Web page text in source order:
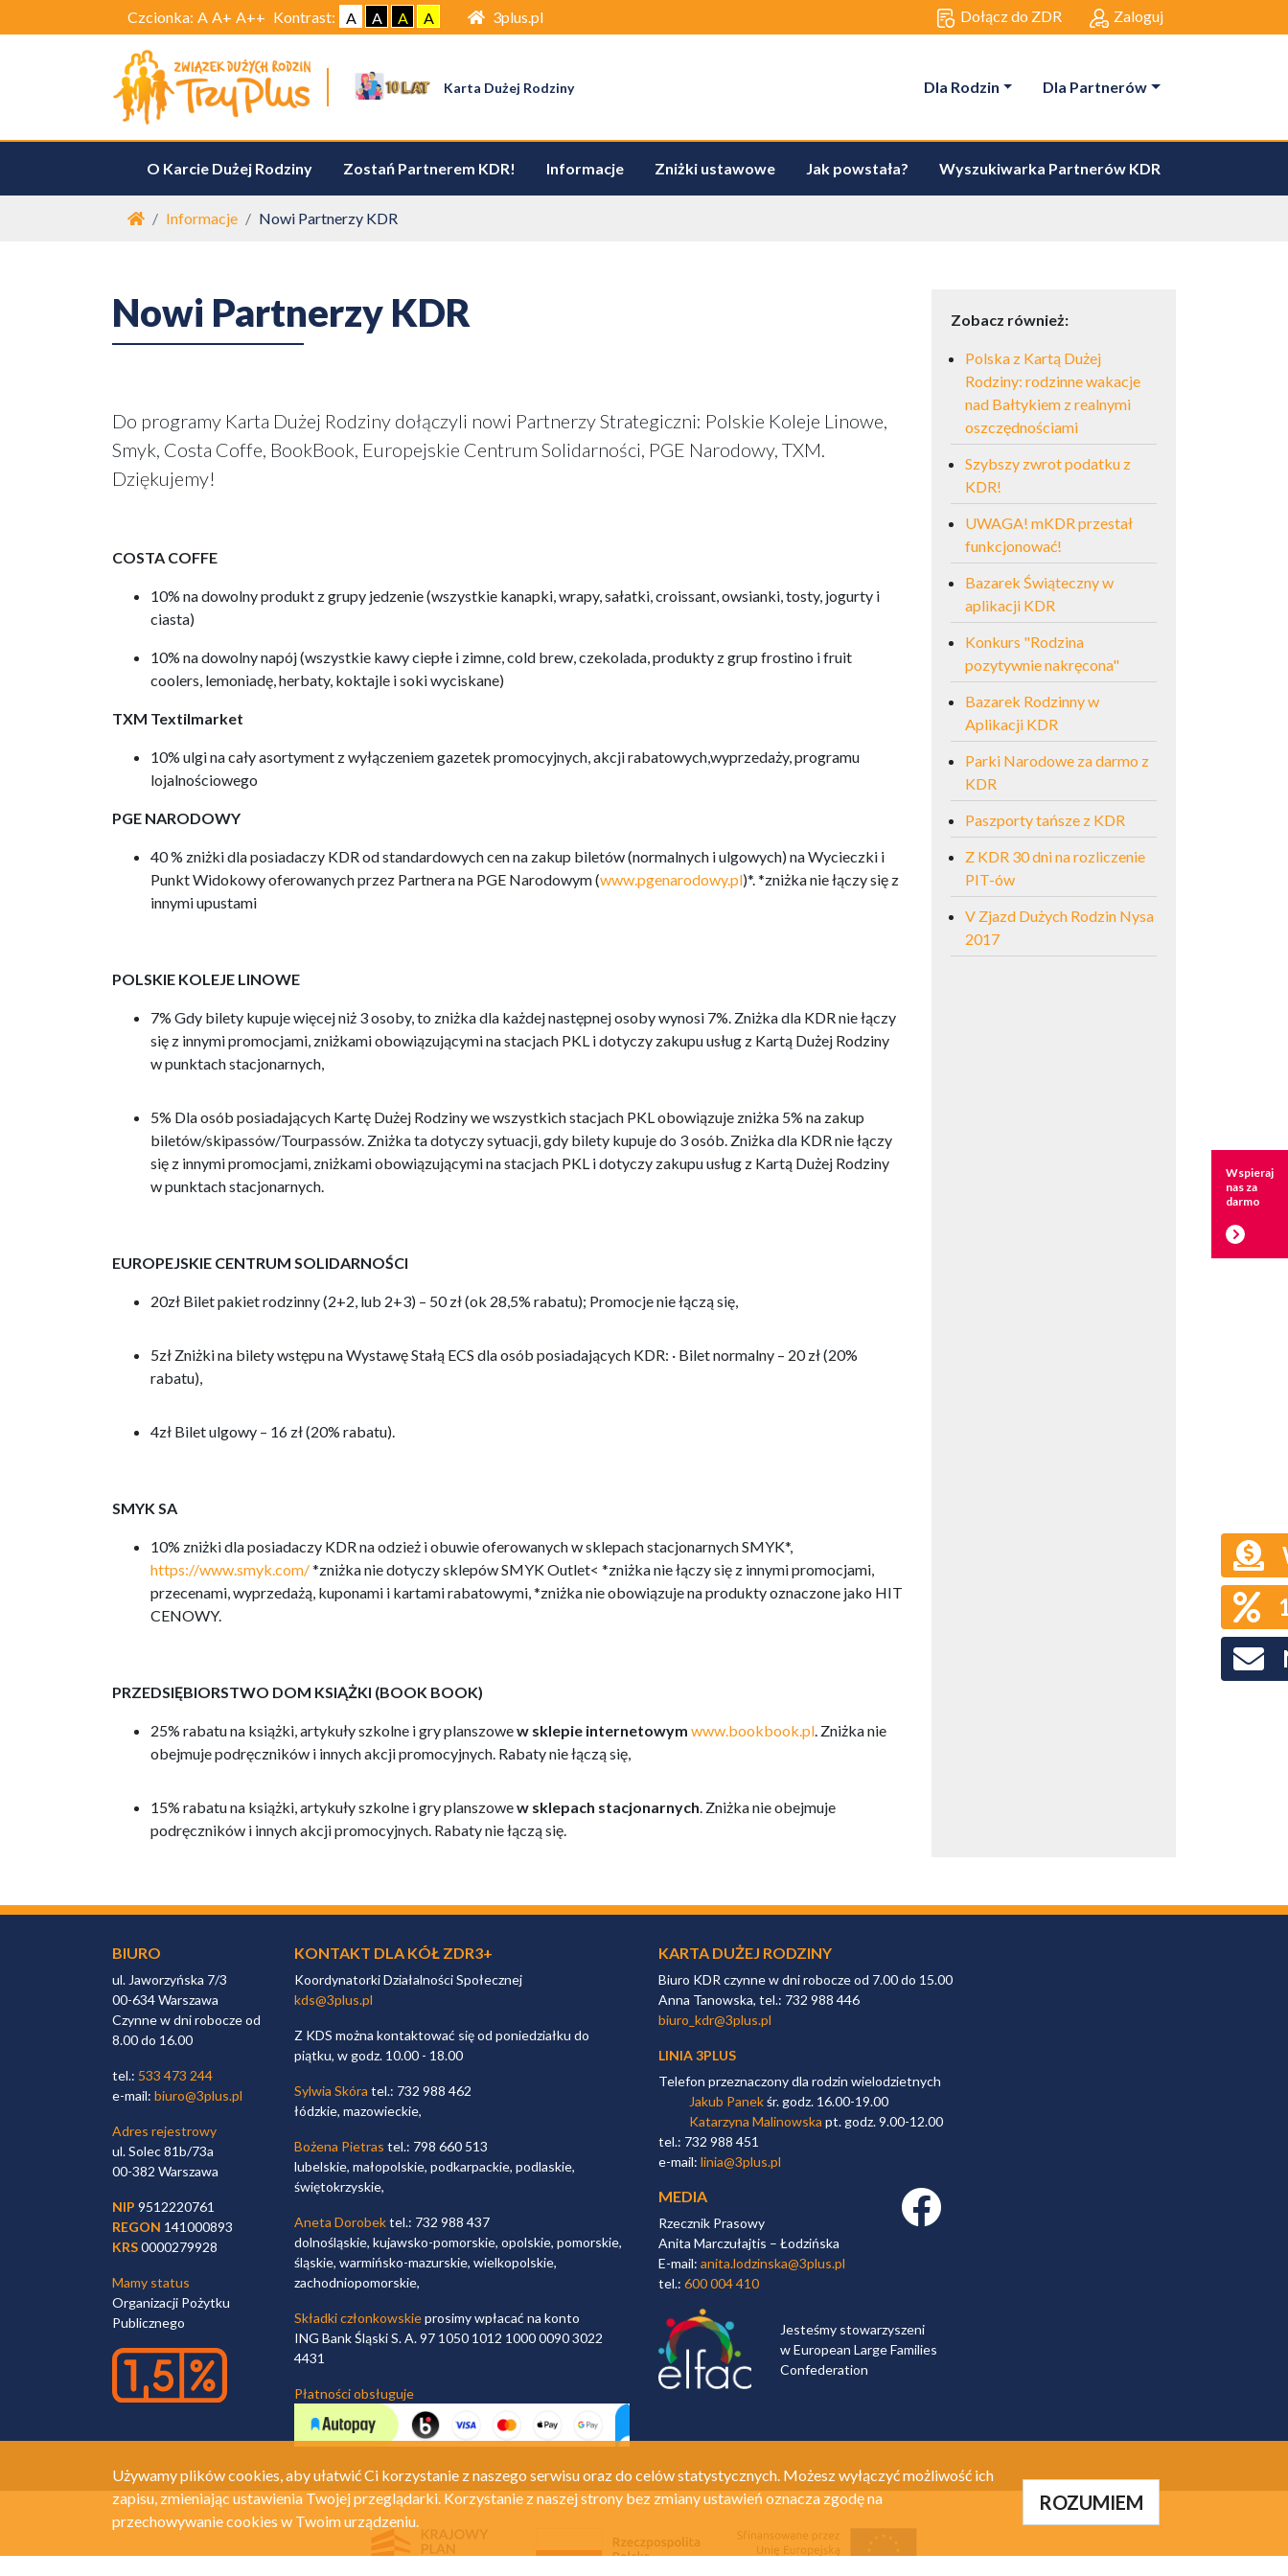
Czcionka: A A+ A++ Kontrast: A A A A 3plus.pl Dołącz do ZDR Zaloguj
Karta Dużej Rodziny Dla Rodzin Dla Partnerów
O Karcie Dużej Rodziny Zostań Partnerem KDR! Informacje Zniżki ustawowe Jak powstała? Wyszukiwarka Partnerów KDR
Strona główna
Informacje Nowi Partnerzy KDR
Nowi Partnerzy KDR
Do programy Karta Dużej Rodziny dołączyli nowi Partnerzy Strategiczni: Polskie Koleje Linowe,
Smyk, Costa Coffe, BookBook, Europejskie Centrum Solidarności, PGE Narodowy, TXM.
Dziękujemy!
COSTA COFFE
10% na dowolny produkt z grupy jedzenie (wszystkie kanapki, wrapy, sałatki, croissant, owsianki, tosty, jogurty i
ciasta)
10% na dowolny napój (wszystkie kawy ciepłe i zimne, cold brew, czekolada, produkty z grup frostino i fruit
coolers, lemoniadę, herbaty, koktajle i soki wyciskane)
TXM Textilmarket
10% ulgi na cały asortyment z wyłączeniem gazetek promocyjnych, akcji rabatowych,wyprzedaży, programu
lojalnościowego
PGE NARODOWY
40 % zniżki dla posiadaczy KDR od standardowych cen na zakup biletów (normalnych i ulgowych) na Wycieczki i
Punkt Widokowy oferowanych przez Partnera na PGE Narodowym (www.pgenarodowy.pl)*. *zniżka nie łączy się z
innymi upustami
POLSKIE KOLEJE LINOWE
7% Gdy bilety kupuje więcej niż 3 osoby, to zniżka dla każdej następnej osoby wynosi 7%. Zniżka dla KDR nie łączy
się z innymi promocjami, zniżkami obowiązującymi na stacjach PKL i dotyczy zakupu usług z Kartą Dużej Rodziny
w punktach stacjonarnych,
5% Dla osób posiadających Kartę Dużej Rodziny we wszystkich stacjach PKL obowiązuje zniżka 5% na zakup
biletów/skipassów/Tourpassów. Zniżka ta dotyczy sytuacji, gdy bilety kupuje do 3 osób. Zniżka dla KDR nie łączy
się z innymi promocjami, zniżkami obowiązującymi na stacjach PKL i dotyczy zakupu usług z Kartą Dużej Rodziny
w punktach stacjonarnych.
EUROPEJSKIE CENTRUM SOLIDARNOŚCI
20zł Bilet pakiet rodzinny (2+2, lub 2+3) – 50 zł (ok 28,5% rabatu); Promocje nie łączą się,
5zł Zniżki na bilety wstępu na Wystawę Stałą ECS dla osób posiadających KDR: · Bilet normalny – 20 zł (20%
rabatu),
4zł Bilet ulgowy – 16 zł (20% rabatu).
SMYK SA
10% zniżki dla posiadaczy KDR na odzież i obuwie oferowanych w sklepach stacjonarnych SMYK*,
https://www.smyk.com/*zniżka nie dotyczy sklepów SMYK Outlet< *zniżka nie łączy się z innymi promocjami,
przecenami, wyprzedażą, kuponami i kartami rabatowymi, *zniżka nie obowiązuje na produkty oznaczone jako HIT
CENOWY.
PRZEDSIĘBIORSTWO DOM KSIĄŻKI (BOOK BOOK)
25% rabatu na książki, artykuły szkolne i gry planszowew sklepie internetowym www.bookbook.pl. Zniżka nie
obejmuje podręczników i innych akcji promocyjnych. Rabaty nie łączą się,
15% rabatu na książki, artykuły szkolne i gry planszowew sklepach stacjonarnych. Zniżka nie obejmuje
podręczników i innych akcji promocyjnych. Rabaty nie łączą się.
Zobacz również:
Polska z Kartą Dużej
Rodziny: rodzinne wakacje
nad Bałtykiem z realnymi
oszczędnościami
Szybszy zwrot podatku z
KDR!
UWAGA! mKDR przestał
funkcjonować!
Bazarek Świąteczny w
aplikacji KDR
Konkurs "Rodzina
pozytywnie nakręcona"
Bazarek Rodzinny w
Aplikacji KDR
Parki Narodowe za darmo z
KDR
Paszporty tańsze z KDR
Z KDR 30 dni na rozliczenie
PIT-ów
V Zjazd Dużych Rodzin Nysa
2017
BIURO
ul. Jaworzyńska 7/3
00-634 Warszawa
Czynne w dni robocze od
8.00 do 16.00
tel.: 533 473 244
e-mail: biuro@3plus.pl
Adres rejestrowy
ul. Solec 81b/73a
00-382 Warszawa
NIP 9512220761
REGON 141000893
KRS0000279928
Mamy status
Organizacji Pożytku
Publicznego
KONTAKT DLA KÓŁ ZDR3+
Koordynatorki Działalności Społecznej
kds@3plus.pl
Z KDS można kontaktować się od poniedziałku do
piątku, w godz. 10.00 - 18.00
Sylwia Skóra tel.: 732 988 462
łódzkie, mazowieckie,
Bożena Pietras tel.: 798 660 513
lubelskie, małopolskie, podkarpackie, podlaskie,
świętokrzyskie,
Aneta Dorobektel.: 732 988 437
dolnośląskie, kujawsko-pomorskie, opolskie, pomorskie,
śląskie, warmińsko-mazurskie, wielkopolskie,
zachodniopomorskie,
Składki członkowskieprosimy wpłacać na konto
ING Bank Śląski S. A. 97 1050 1012 1000 0090 3022
4431
Płatności obsługuje
KARTA DUŻEJ RODZINY
Biuro KDR czynne w dni robocze od 7.00 do 15.00
Anna Tanowska, tel.: 732 988 446
biuro_kdr@3plus.pl
LINIA 3PLUS
Telefon przeznaczony dla rodzin wielodzietnych
Jakub Panekśr. godz. 16.00-19.00
Katarzyna Malinowska pt. godz. 9.00-12.00
tel.: 732 988 451
e-mail: linia@3plus.pl
MEDIA
Rzecznik Prasowy
Anita Marczułajtis – Łodzińska
E-mail: anita.lodzinska@3plus.pl
tel.: 600 004 410
Facebook link
Jesteśmy stowarzyszeni
w European Large Families
Confederation
Używamy plików cookies, aby ułatwić Ci korzystanie z naszego serwisu oraz do celów statystycznych. Możesz wyłączyć możliwość ich
zapisu, zmieniając ustawienia Twojej przeglądarki. Korzystanie z naszej strony bez zmiany ustawień oznacza zgodę na
przechowywanie cookies w Twoim urządzeniu.
ROZUMIEM
Wspieraj
nas za
darmo